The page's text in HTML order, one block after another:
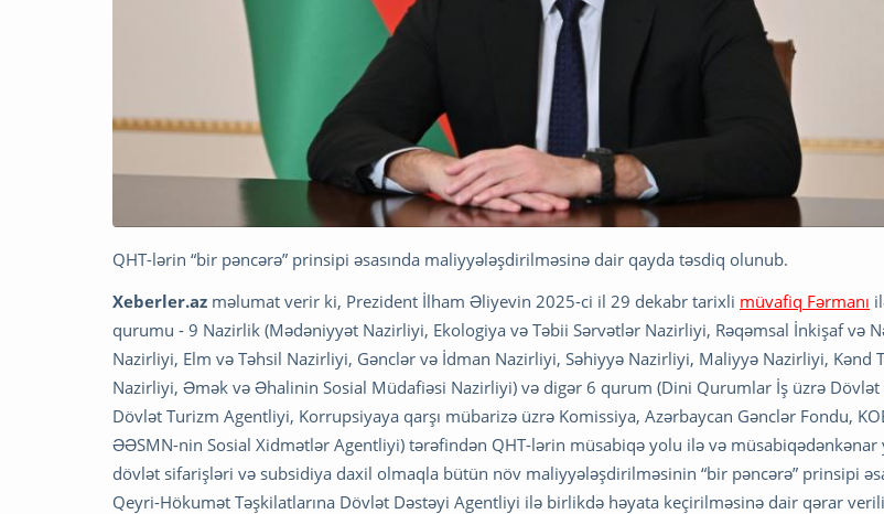
QHT-lərin “bir pəncərə” prinsipi əsasında maliyyələşdirilməsinə dair qayda təsdiq olunub.
Xeberler.az məlumat verir ki, Prezident İlham Əliyevin 2025-ci il 29 dekabr tarixli müvafiq Fərmanı
qurumu - 9 Nazirlik (Mədəniyyət Nazirliyi, Ekologiya və Təbii Sərvətlər Nazirliyi, Rəqəmsal İnkişaf və
Nazirliyi, Elm və Təhsil Nazirliyi, Gənclər və İdman Nazirliyi, Səhiyyə Nazirliyi, Maliyyə Nazirliyi, Kənd
Nazirliyi, Əmək və Əhalinin Sosial Müdafiəsi Nazirliyi) və digər 6 qurum (Dini Qurumlar İş üzrə Dövlət
Dövlət Turizm Agentliyi, Korrupsiyaya qarşı mübarizə üzrə Komissiya, Azərbaycan Gənclər Fondu,
ƏƏSMN-nin Sosial Xidmətlər Agentliyi) tərəfindən QHT-lərin müsabiqə yolu ilə və müsabiqədənkənar
dövlət sifarişləri və subsidiya daxil olmaqla bütün növ maliyyələşdirilməsinin “bir pəncərə” prinsipi
Qeyri-Hökumət Təşkilatlarına Dövlət Dəstəyi Agentliyi ilə birlikdə həyata keçirilməsinə dair qərar